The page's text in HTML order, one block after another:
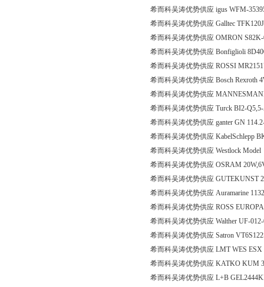
希而科吴涛优势供应 igus WFM-
希而科吴涛优势供应 Galltec
希而科吴涛优势供应 OMRON
希而科吴涛优势供应 Bonfiglioli
希而科吴涛优势供应 ROSSI
希而科吴涛优势供应 Bosch Rexroth
希而科吴涛优势供应
希而科吴涛优势供应 Turck BI2-
希而科吴涛优势供应 ganter GN
希而科吴涛优势供应 KabelSchlepp
希而科吴涛优势供应 Westlock
希而科吴涛优势供应 OSRAM
希而科吴涛优势供应 GUTEKUNST
希而科吴涛优势供应 Auramarine
希而科吴涛优势供应 ROSS
希而科吴涛优势供应 Walther UF-
希而科吴涛优势供应 Satron
希而科吴涛优势供应 LMT WES
希而科吴涛优势供应 KATKO KUM
希而科吴涛优势供应 L+B